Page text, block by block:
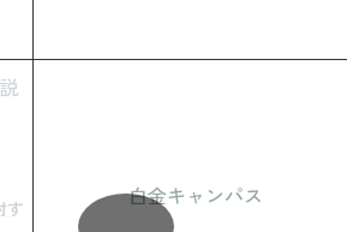
す
白金キャンパス